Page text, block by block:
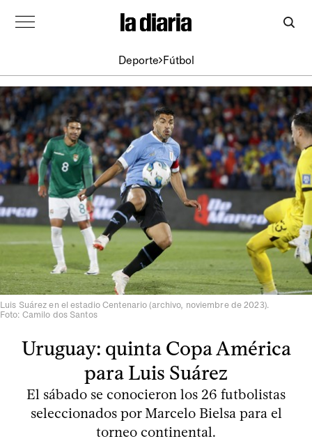
Deporte Fútbol
Luis Suárez en el estadio Centenario (archivo, noviembre de 2023).
Foto: Camilo dos Santos
Uruguay: quinta Copa América
para Luis Suárez
El sábado se conocieron los 26 futbolistas
seleccionados por Marcelo Bielsa para el
torneo continental.